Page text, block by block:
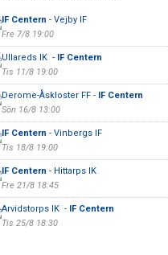
IF Centern - Vejby IF
Fre 7/8 19:00
Ullareds IK - IF Centern
Tis 11/8 19:00
Derome-Åskloster FF - IF Centern
Sön 16/8 13:00
IF Centern - Vinbergs IF
Tis 18/8 19:00
IF Centern - Hittarps IK
Fre 21/8 18:45
Arvidstorps IK - IF Centern
Tis 25/8 18:30